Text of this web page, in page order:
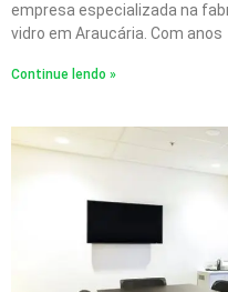
empresa especializada na
vidro em Araucária. Com anos
Continue lendo »